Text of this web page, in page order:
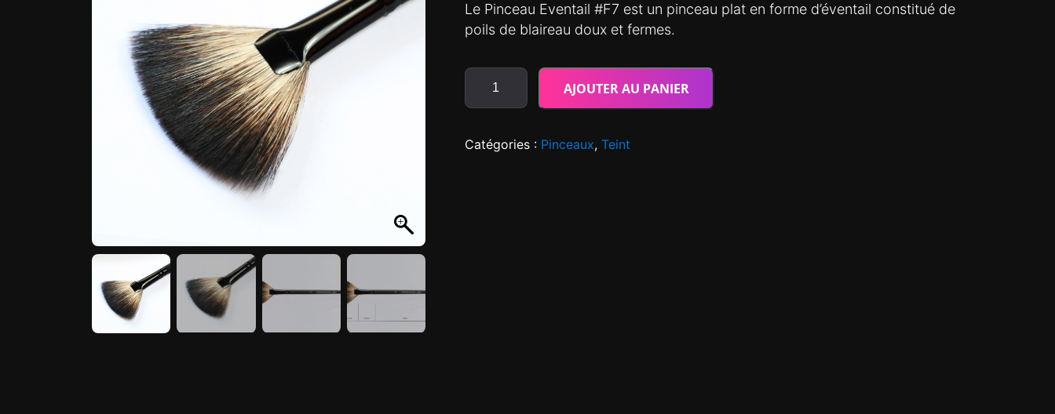
Le Pinceau Eventail #F7 est un pinceau plat en forme d’éventail constitué de
poils de blaireau doux et fermes.
AJOUTER AU PANIER
Catégories : Pinceaux, Teint